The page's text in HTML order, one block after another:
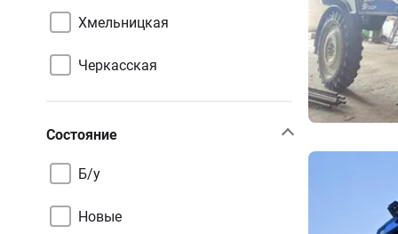
Хмельницкая
Черкасская
Состояние
Б/у
Новые